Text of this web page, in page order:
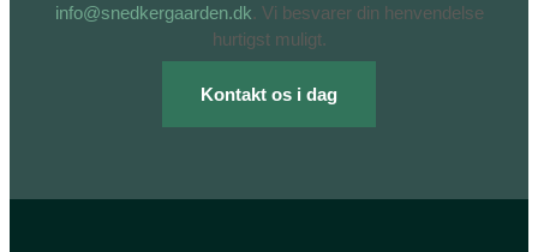
info@snedkergaarden.dk. Vi besvarer din henvendelse
hurtigst muligt.
Kontakt os i dag